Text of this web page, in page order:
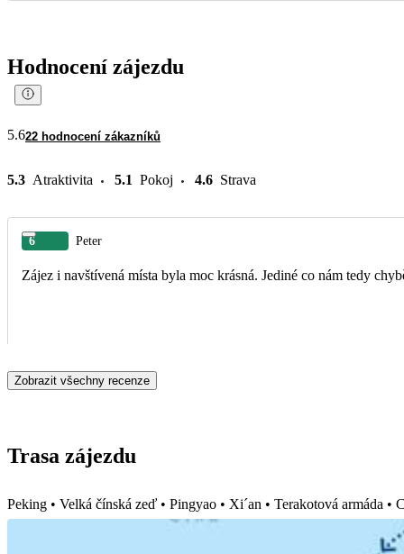
Hodnocení zájezdu
5.622 hodnocení zákazníků
5.3 Atraktivita 5.1 Pokoj 4.6 Strava
6 Peter
Zájez i navštívená místa byla moc krásná. Jediné co nám tedy
Zobrazit všechny recenze
Trasa zájezdu
Peking • Velká čínská zeď • Pingyao • Xi´an • Terakotová armáda •